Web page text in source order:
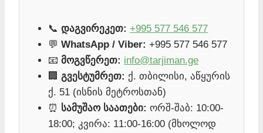
📞 დაგვირეკეთ: +995 577 546 577
💬 WhatsApp / Viber: +995 577 546 577
📧 მოგვწერეთ: info@tarjiman.ge
🏢 გვესტუმრეთ: ქ. თბილისი, აწყურის
ქ. 51 (ისნის მეტროსთან)
⏰ სამუშაო საათები: ორშ-შაბ: 10:00-
18:00; კვირა: 11:00-16:00 (მხოლოდ